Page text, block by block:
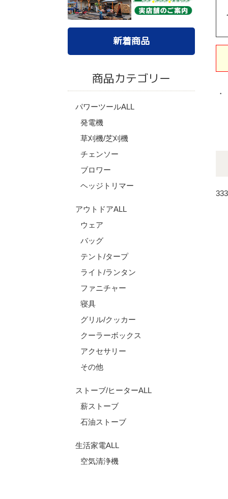
新着商品
商品カテゴリー
パワーツールALL
発電機
草刈機/芝刈機
チェンソー
ブロワー
ヘッジトリマー
アウトドアALL
ウェア
バッグ
テント/タープ
ライト/ランタン
ファニチャー
寝具
グリル/クッカー
クーラーボックス
アクセサリー
その他
ストーブ/ヒーターALL
薪ストーブ
石油ストーブ
生活家電ALL
空気清浄機
・